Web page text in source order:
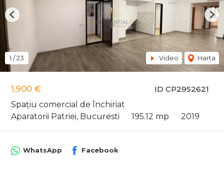
ID CP2952621
1,900 €
Spațiu comercial de închiriat
Aparatorii Patriei, Bucuresti
195.12 mp 2019
1 /23 Video Harta
Previous
WhatsApp Facebook